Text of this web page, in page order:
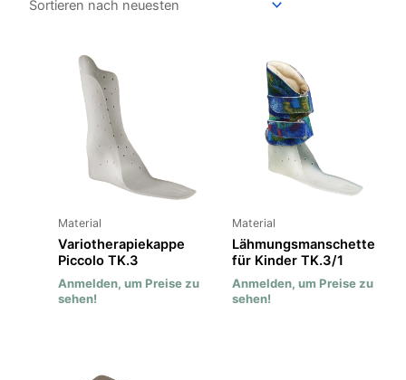
Material
Variotherapiekappe
Piccolo TK.3
Anmelden, um Preise zu
sehen!
Material
Lähmungsmanschette
für Kinder TK.3/1
Anmelden, um Preise zu
sehen!